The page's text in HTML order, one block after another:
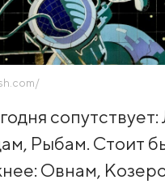
Рыбам. Стоит
Овнам,